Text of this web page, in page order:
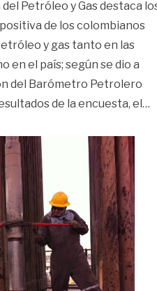
Petróleo y Gas destaca
de los colombianos
y gas tanto en las
en el país; según se dio a
del Barómetro Petrolero
de la encuesta, el…